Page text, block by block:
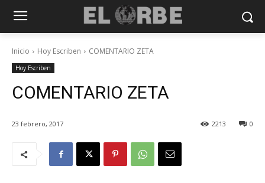
Inicio Hoy Escriben COMENTARIO ZETA
Hoy Escriben
COMENTARIO ZETA
23 febrero, 2017 0
2213